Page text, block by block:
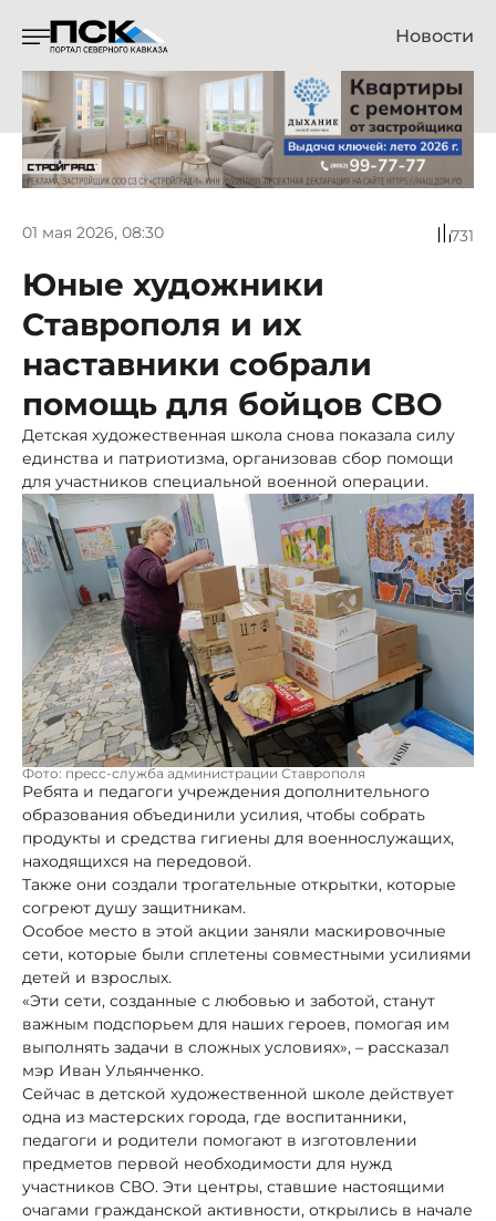
Новости
01 мая 2026, 08:30 731
Юные художники
Ставрополя и их
наставники собрали
помощь для бойцов СВО
Детская художественная школа снова показала силу
единства и патриотизма, организовав сбор помощи
для участников специальной военной операции.
Фото: пресс-служба администрации Ставрополя
Ребята и педагоги учреждения дополнительного
образования объединили усилия, чтобы собрать
продукты и средства гигиены для военнослужащих,
находящихся на передовой.
Также они создали трогательные открытки, которые
согреют душу защитникам.
Особое место в этой акции заняли маскировочные
сети, которые были сплетены совместными усилиями
детей и взрослых.
«Эти сети, созданные с любовью и заботой, станут
важным подспорьем для наших героев, помогая им
выполнять задачи в сложных условиях», – рассказал
мэр Иван Ульянченко.
Сейчас в детской художественной школе действует
одна из мастерских города, где воспитанники,
педагоги и родители помогают в изготовлении
предметов первой необходимости для нужд
участников СВО. Эти центры, ставшие настоящими
очагами гражданской активности, открылись в начале